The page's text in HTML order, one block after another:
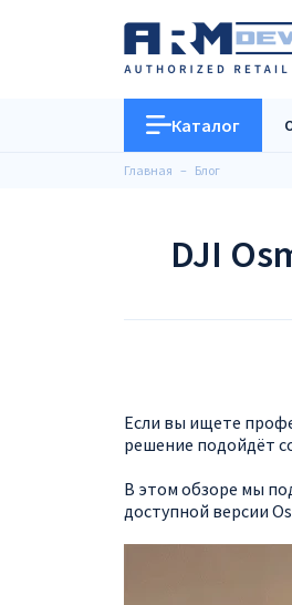
Каталог
Главная Блог
DJI
Если вы ищете
решение подойдёт
В этом обзоре мы
доступной версии